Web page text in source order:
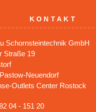
KONTAKT
Schornsteintechnik GmbH
Straße 19
Neuendorf
Outlets Center Rostock
04 - 151 20